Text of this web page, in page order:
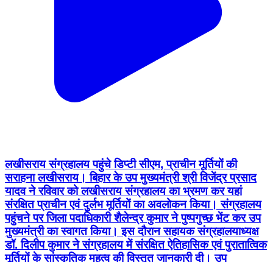
लखीसराय संग्रहालय पहुंचे डिप्टी सीएम, प्राचीन मूर्तियों की
सराहना लखीसराय। बिहार के उप मुख्यमंत्री श्री विजेंद्र प्रसाद
यादव ने रविवार को लखीसराय संग्रहालय का भ्रमण कर यहां
संरक्षित प्राचीन एवं दुर्लभ मूर्तियों का अवलोकन किया। संग्रहालय
पहुंचने पर जिला पदाधिकारी शैलेन्द्र कुमार ने पुष्पगुच्छ भेंट कर उप
मुख्यमंत्री का स्वागत किया। इस दौरान सहायक संग्रहालयाध्यक्ष
डॉ. दिलीप कुमार ने संग्रहालय में संरक्षित ऐतिहासिक एवं पुरातात्विक
मूर्तियों के सांस्कृतिक महत्व की विस्तृत जानकारी दी। उप